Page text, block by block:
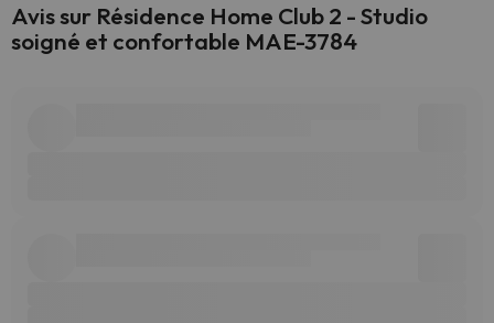
Avis sur Résidence Home Club 2 - Studio
soigné et confortable MAE-3784